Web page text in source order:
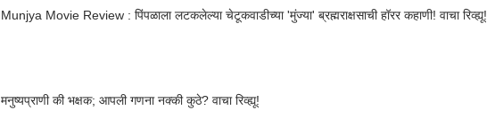
Munjya Movie Review : पिंपळाला लटकलेल्या चेटूकवाडीच्या 'मुंज्या' ब्रह्मराक्षसाची हॉरर कहाणी! वाचा रिव्ह्यू!
मनुष्यप्राणी की भक्षक; आपली गणना नक्की कुठे? वाचा रिव्ह्यू!